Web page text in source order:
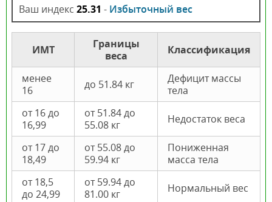
Ваш индекс 25.31 - Избыточный вес
ИМТ
Границы
веса
Классификация
менее
16
до 51.84 кг
Дефицит массы
тела
от 16 до
16,99
от 51.84 до
55.08 кг
Недостаток веса
от 17 до
18,49
от 55.08 до
59.94 кг
Пониженная
масса тела
от 18,5
до 24,99
от 59.94 до
81.00 кг
Нормальный вес